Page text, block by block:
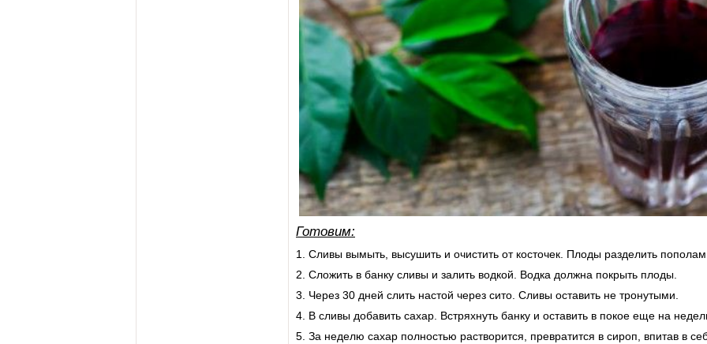
Готовим:
1. Сливы вымыть, высушить и очистить от косточек. Плоды разделить
2. Сложить в банку сливы и залить водкой. Водка должна покрыть плоды.
3. Через 30 дней слить настой через сито. Сливы оставить не тронутыми.
4. В сливы добавить сахар. Встряхнуть банку и оставить в покое еще на
5. За неделю сахар полностью растворится, превратится в сироп, впитав в